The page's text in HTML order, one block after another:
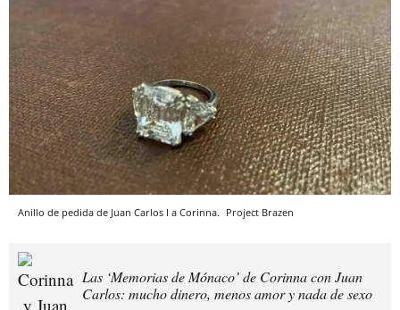
Anillo de pedida de Juan Carlos I a Corinna. Project Brazen
Las ‘Memorias de Mónaco’ de Corinna con Juan
Carlos: mucho dinero, menos amor y nada de sexo